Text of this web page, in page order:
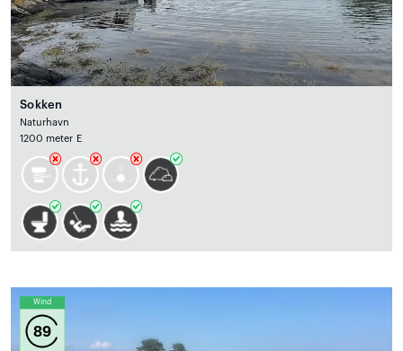
Sokken
Naturhavn
1200 meter E
Wind
89